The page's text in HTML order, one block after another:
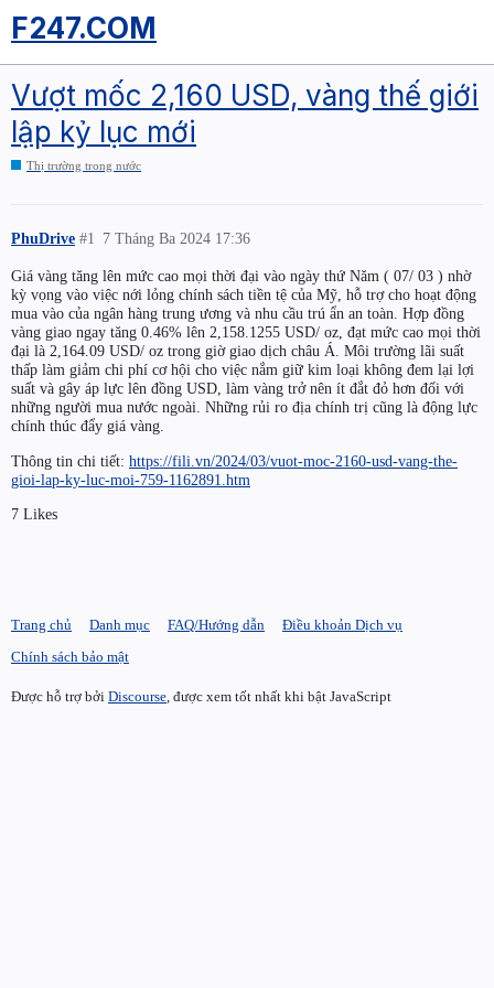
F247.COM
Vượt mốc 2,160 USD, vàng thế giới
lập kỷ lục mới
Thị trường trong nước
PhuDrive 7 Tháng Ba 2024 17:36
#1
Giá vàng tăng lên mức cao mọi thời đại vào ngày thứ Năm ( 07/ 03 ) nhờ
kỳ vọng vào việc nới lỏng chính sách tiền tệ của Mỹ, hỗ trợ cho hoạt động
mua vào của ngân hàng trung ương và nhu cầu trú ẩn an toàn. Hợp đồng
vàng giao ngay tăng 0.46% lên 2,158.1255 USD/ oz, đạt mức cao mọi thời
đại là 2,164.09 USD/ oz trong giờ giao dịch châu Á. Môi trường lãi suất
thấp làm giảm chi phí cơ hội cho việc nắm giữ kim loại không đem lại lợi
suất và gây áp lực lên đồng USD, làm vàng trở nên ít đắt đỏ hơn đối với
những người mua nước ngoài. Những rủi ro địa chính trị cũng là động lực
chính thúc đẩy giá vàng.
Thông tin chi tiết: https://fili.vn/2024/03/vuot-moc-2160-usd-vang-the-
gioi-lap-ky-luc-moi-759-1162891.htm
7 Likes
Trang chủ Danh mục FAQ/Hướng dẫn
Điều khoản Dịch vụ
Chính sách bảo mật
Được hỗ trợ bởi Discourse , được xem tốt nhất khi bật JavaScript